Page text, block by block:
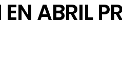
ABRIL